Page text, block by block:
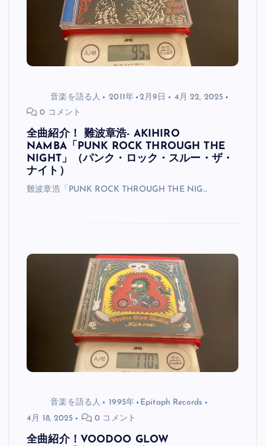
音楽を語る人 2011年 2月9日
4月 22, 2025
0 コメント
全曲紹介！ 難波章浩- AKIHIRO
NAMBA「PUNK ROCK THROUGH THE
NIGHT」（パンク・ロック・スルー・ザ・
ナイト）
難波章浩「PUNK ROCK THROUGH THE NIG…
音楽を語る人 1995年
Epitaph Records
4月 18, 2025
0 コメント
全曲紹介！VOODOO GLOW